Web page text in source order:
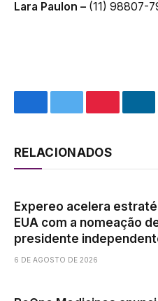
Lara Paulon – (11) 98807-
Facebook
TwitterPinterest
RELACIONADOS
Expereo acelera
EUA com a nomeação
presidente
6 DE AGOSTO DE 2026